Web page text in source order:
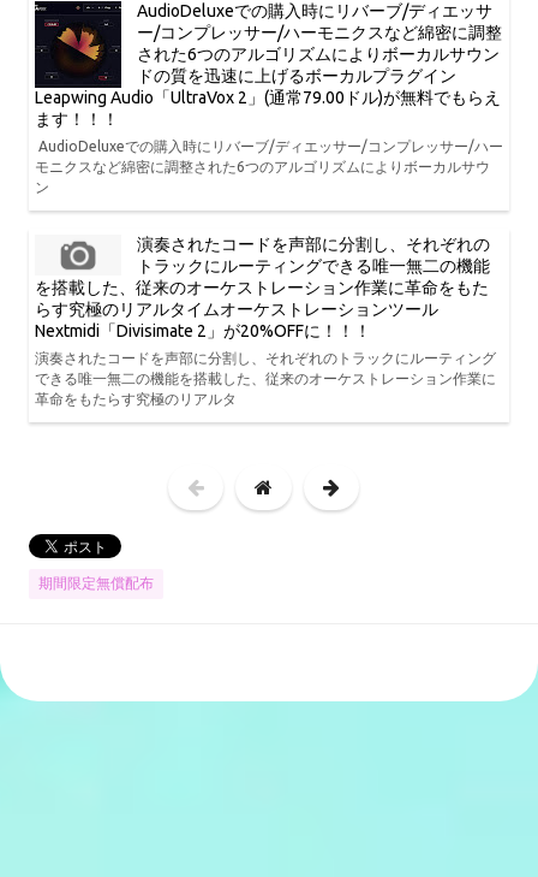
AudioDeluxeでの購入時にリバーブ/ディエッサ
ー/コンプレッサー/ハーモニクスなど綿密に調整
された6つのアルゴリズムによりボーカルサウン
ドの質を迅速に上げるボーカルプラグイン
Leapwing Audio「UltraVox 2」(通常79.00ドル)が無料でもらえ
ます！！！
AudioDeluxeでの購入時にリバーブ/ディエッサー/コンプレッサー/ハー
モニクスなど綿密に調整された6つのアルゴリズムによりボーカルサウ
ン
演奏されたコードを声部に分割し、それぞれの
トラックにルーティングできる唯一無二の機能
を搭載した、従来のオーケストレーション作業に革命をもた
らす究極のリアルタイムオーケストレーションツール
Nextmidi「Divisimate 2」が20%OFFに！！！
演奏されたコードを声部に分割し、それぞれのトラックにルーティング
できる唯一無二の機能を搭載した、従来のオーケストレーション作業に
革命をもたらす究極のリアルタ
期間限定無償配布